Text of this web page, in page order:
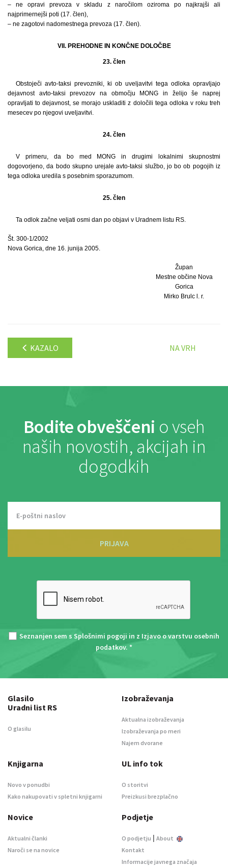
– ne opravi prevoza v skladu z naročilom oziroma po najkrajši ali
najprimernejši poti (17. člen),
– ne zagotovi nadomestnega prevoza (17. člen).
VII. PREHODNE IN KONČNE DOLOČBE
23. člen
Obstoječi avto-taksi prevozniki, ki ob uveljavitvi tega odloka opravljajo
dejavnost avto-taksi prevozov na območju MONG in želijo še naprej
opravljati to dejavnost, se morajo uskladiti z določili tega odloka v roku treh
mesecev po njegovi uveljavitvi.
24. člen
V primeru, da bo med MONG in drugimi lokalnimi skupnostmi
dogovorjeno, da bodo skupno urejale avto-taksi službo, jo bo ob pogojih iz
tega odloka uredila s posebnim sporazumom.
25. člen
Ta odlok začne veljati osmi dan po objavi v Uradnem listu RS.
Št. 300-1/2002
Nova Gorica, dne 16. junija 2005.
Župan
Mestne občine Nova
Gorica
Mirko Brulc l. r.
KAZALO NA VRH
Bodite obveščeni o vseh
naših novostih, akcijah in
dogodkih
PRIJAVA
Seznanjen sem s Splošnimi pogoji in z Izjavo o varstvu osebnih
podatkov. *
Glasilo
Uradni list RS
O glasilu
Izobraževanja
Aktualna izobraževanja
Izobraževanja po meri
Najem dvorane
Knjigarna
Novo v ponudbi
Kako nakupovati v spletni knjigarni
UL info tok
O storitvi
Preizkusi brezplačno
Novice
Aktualni članki
Naroči se na novice
Podjetje
O podjetju | About
Kontakt
Informacije javnega značaja